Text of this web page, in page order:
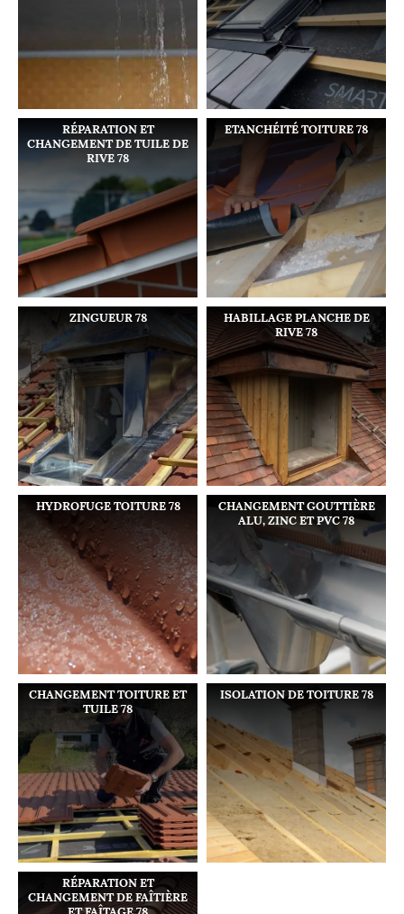
RÉPARATION ET
CHANGEMENT DE TUILE DE
RIVE 78
ETANCHÉITÉ TOITURE 78
ZINGUEUR 78
HABILLAGE PLANCHE DE
RIVE 78
HYDROFUGE TOITURE 78
CHANGEMENT GOUTTIÈRE
ALU, ZINC ET PVC 78
CHANGEMENT TOITURE ET
TUILE 78
ISOLATION DE TOITURE 78
RÉPARATION ET
CHANGEMENT DE FAÎTIÈRE